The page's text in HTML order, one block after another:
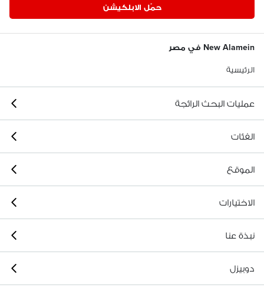
حمّل الابلكيشن
New Alamein في مصر
الرئيسية
عمليات البحث الرائجة
الفئات
الموقع
الاختيارات
نبذة عنا
دوبيزل